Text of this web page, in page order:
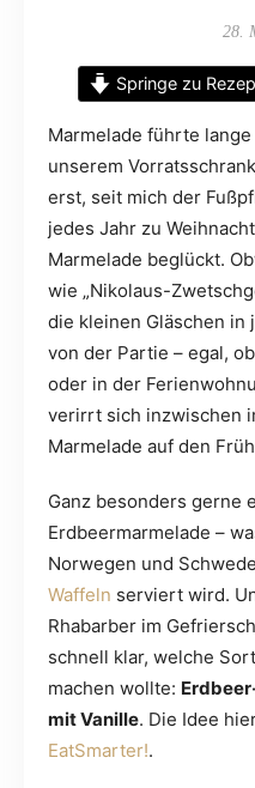
28.
Springe zu
Marmelade führte
unserem
erst, seit mich der
jedes Jahr zu
Marmelade beglückt.
wie „Nikolaus-
die kleinen Gläschen in
von der Partie – egal,
oder in der
verirrt sich inzwischen
Marmelade auf den
Ganz besonders gerne
Erdbeermarmelade –
Norwegen und
Waffeln serviert wird.
Rhabarber im
schnell klar, welche
machen wollte:
mit Vanille. Die Idee
EatSmarter!.